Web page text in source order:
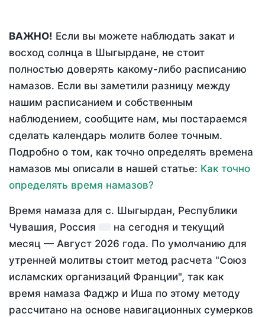
ВАЖНО! Если вы можете наблюдать закат и
восход солнца в Шыгырдане, не стоит
полностью доверять какому-либо расписанию
намазов. Если вы заметили разницу между
нашим расписанием и собственным
наблюдением, сообщите нам, мы постараемся
сделать календарь молитв более точным.
Подробно о том, как точно определять времена
намазов мы описали в нашей статье: Как точно
определять время намазов?
Время намаза для с. Шыгырдан, Республики
Чувашия, Россия
на сегодня и текущий
месяц — Август 2026 года. По умолчанию для
утренней молитвы стоит метод расчета "Союз
исламских организаций Франции", так как
время намаза Фаджр и Иша по этому методу
рассчитано на основе навигационных сумерков